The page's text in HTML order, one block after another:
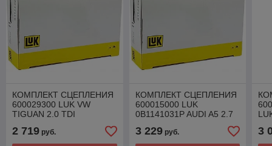
КОМПЛЕКТ СЦЕПЛЕНИЯ
600029300 LUK VW
TIGUAN 2.0 TDI
2 719 руб.
КОМПЛЕКТ СЦЕПЛЕНИЯ
600015000 LUK
0B1141031P AUDI A5 2.7
3 229руб. 3